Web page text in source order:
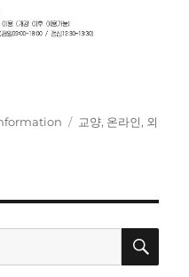
Tags
교양, 온라인, 외